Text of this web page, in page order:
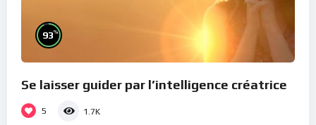
93%
Se laisser guider par l’intelligence créatrice
5 1.7K